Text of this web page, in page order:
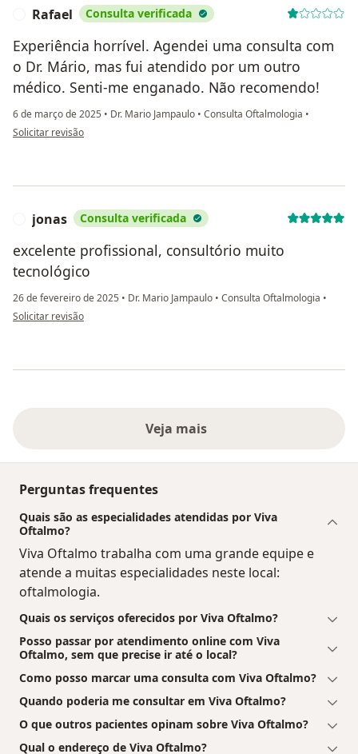
Rafael Consulta verificada
Experiência horrível. Agendei uma consulta com
o Dr. Mário, mas fui atendido por um outro
médico. Senti-me enganado. Não recomendo!
6 de março de 2025 • Dr. Mario Jampaulo • Consulta Oftalmologia •
na opinião do utilizador Rafael
Solicitar revisão
jonas Consulta verificada
excelente profissional, consultório muito
tecnológico
26 de fevereiro de 2025 • Dr. Mario Jampaulo • Consulta Oftalmologia •
na opinião do utilizador jonas
Solicitar revisão
Veja mais
Perguntas frequentes
Quais são as especialidades atendidas por Viva
Oftalmo?
Viva Oftalmo trabalha com uma grande equipe e
atende a muitas especialidades neste local:
oftalmologia.
Quais os serviços oferecidos por Viva Oftalmo?
Posso passar por atendimento online com Viva
Oftalmo, sem que precise ir até o local?
Como posso marcar uma consulta com Viva Oftalmo?
Quando poderia me consultar em Viva Oftalmo?
O que outros pacientes opinam sobre Viva Oftalmo?
Qual o endereço de Viva Oftalmo?